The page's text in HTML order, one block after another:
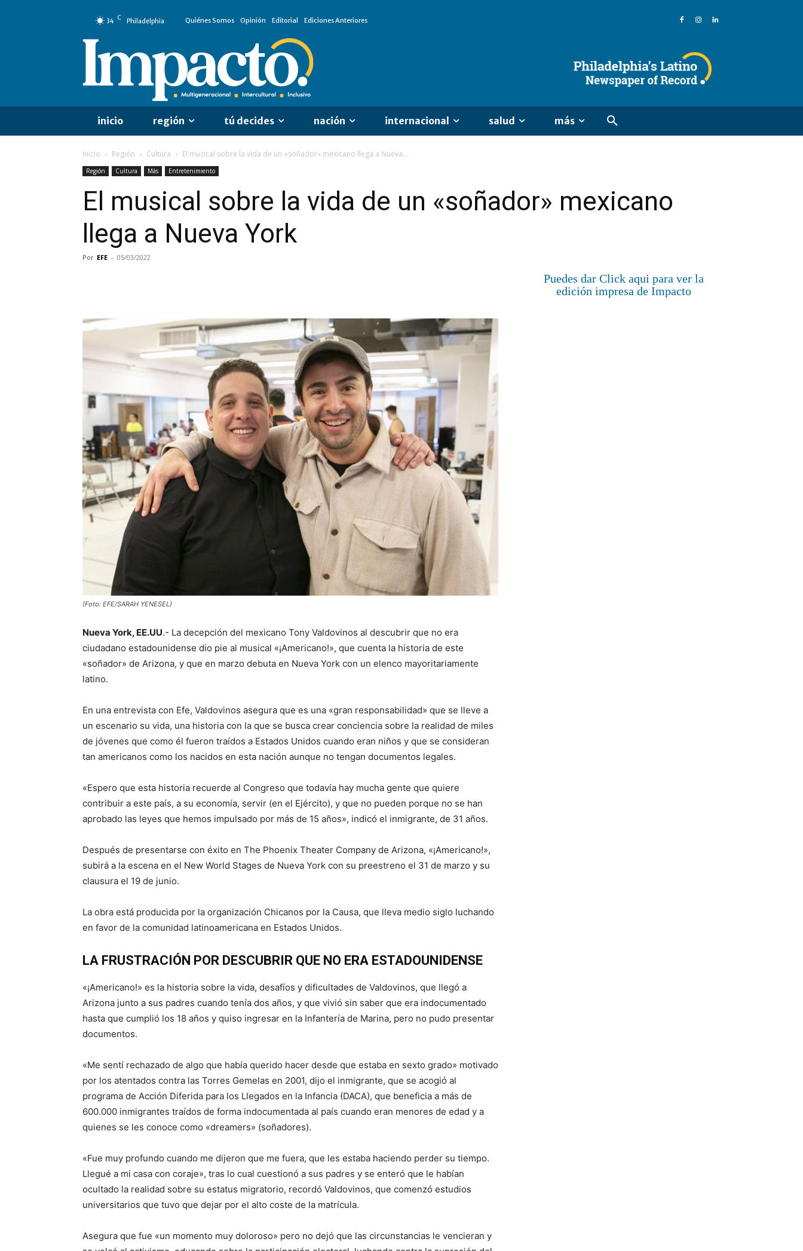
34 C Philadelphia Quiénes Somos Opinión Editorial Ediciones Anteriores
inicio región tú decides nación internacional salud más
Inicio Región Cultura El musical sobre la vida de un «soñador» mexicano llega a Nueva...
Región Cultura Más Entretenimiento
El musical sobre la vida de un «soñador» mexicano
llega a Nueva York
Por EFE - 05/03/2022
(Foto: EFE/SARAH YENESEL)
Nueva York, EE.UU.- La decepción del mexicano Tony Valdovinos al descubrir que no era
ciudadano estadounidense dio pie al musical «¡Americano!», que cuenta la historia de este
«soñador» de Arizona, y que en marzo debuta en Nueva York con un elenco mayoritariamente
latino.
En una entrevista con Efe, Valdovinos asegura que es una «gran responsabilidad» que se lleve a
un escenario su vida, una historia con la que se busca crear conciencia sobre la realidad de miles
de jóvenes que como él fueron traídos a Estados Unidos cuando eran niños y que se consideran
tan americanos como los nacidos en esta nación aunque no tengan documentos legales.
«Espero que esta historia recuerde al Congreso que todavía hay mucha gente que quiere
contribuir a este país, a su economía, servir (en el Ejército), y que no pueden porque no se han
aprobado las leyes que hemos impulsado por más de 15 años», indicó el inmigrante, de 31 años.
Después de presentarse con éxito en The Phoenix Theater Company de Arizona, «¡Americano!»,
subirá a la escena en el New World Stages de Nueva York con su preestreno el 31 de marzo y su
clausura el 19 de junio.
La obra está producida por la organización Chicanos por la Causa, que lleva medio siglo luchando
en favor de la comunidad latinoamericana en Estados Unidos.
LA FRUSTRACIÓN POR DESCUBRIR QUE NO ERA ESTADOUNIDENSE
«¡Americano!» es la historia sobre la vida, desafíos y dificultades de Valdovinos, que llegó a
Arizona junto a sus padres cuando tenía dos años, y que vivió sin saber que era indocumentado
hasta que cumplió los 18 años y quiso ingresar en la Infantería de Marina, pero no pudo presentar
documentos.
«Me sentí rechazado de algo que había querido hacer desde que estaba en sexto grado» motivado
por los atentados contra las Torres Gemelas en 2001, dijo el inmigrante, que se acogió al
programa de Acción Diferida para los Llegados en la Infancia (DACA), que beneficia a más de
600.000 inmigrantes traídos de forma indocumentada al país cuando eran menores de edad y a
quienes se les conoce como «dreamers» (soñadores).
«Fue muy profundo cuando me dijeron que me fuera, que les estaba haciendo perder su tiempo.
Llegué a mi casa con coraje», tras lo cual cuestionó a sus padres y se enteró que le habían
ocultado la realidad sobre su estatus migratorio, recordó Valdovinos, que comenzó estudios
universitarios que tuvo que dejar por el alto coste de la matrícula.
Asegura que fue «un momento muy doloroso» pero no dejó que las circunstancias le vencieran y
Puedes dar Click aqui para ver la
edición impresa de Impacto